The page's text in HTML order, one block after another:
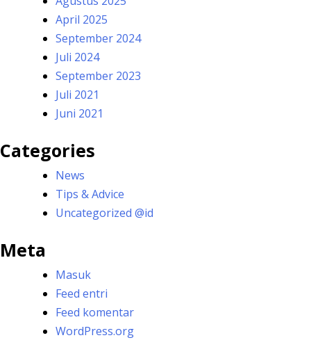
April 2025
September 2024
Juli 2024
September 2023
Juli 2021
Juni 2021
Categories
News
Tips & Advice
Uncategorized @id
Meta
Masuk
Feed entri
Feed komentar
WordPress.org